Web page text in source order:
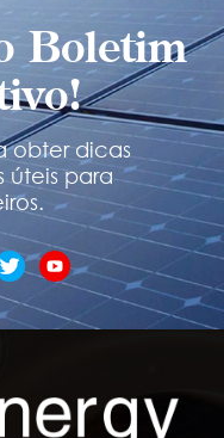
Boletim
obter dicas
úteis para